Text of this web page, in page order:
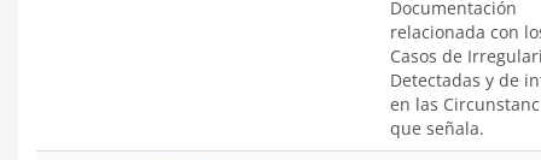
Documentación
relacionada con
Casos de
Detectadas y de
en las
que señala.